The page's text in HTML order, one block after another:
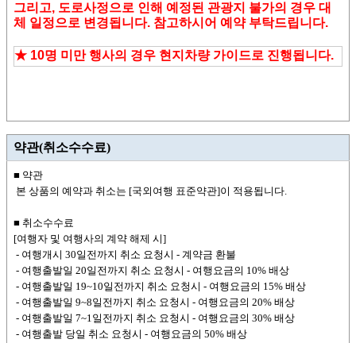
그리고, 도로사정으로 인해 예정된 관광지 불가의 경우 대
체 일정으로 변경됩니다. 참고하시어 예약 부탁드립니다.
★ 10명 미만 행사의 경우 현지차량 가이드로 진행됩니다.
약관(취소수수료)
■ 약관
본 상품의 예약과 취소는 [국외여행 표준약관]이 적용됩니다.
■ 취소수수료
[여행자 및 여행사의 계약 해제 시]
- 여행개시 30일전까지 취소 요청시 - 계약금 환불
- 여행출발일 20일전까지 취소 요청시 - 여행요금의 10% 배상
- 여행출발일 19~10일전까지 취소 요청시 - 여행요금의 15% 배상
- 여행출발일 9~8일전까지 취소 요청시 - 여행요금의 20% 배상
- 여행출발일 7~1일전까지 취소 요청시 - 여행요금의 30% 배상
- 여행출발 당일 취소 요청시 - 여행요금의 50% 배상